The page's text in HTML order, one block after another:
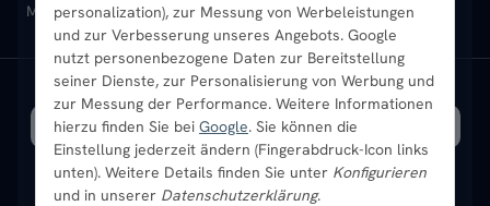
personalization), zur Messung von Werbeleistungen
und zur Verbesserung unseres Angebots. Google
nutzt personenbezogene Daten zur Bereitstellung
seiner Dienste, zur Personalisierung von Werbung und
zur Messung der Performance. Weitere Informationen
hierzu finden Sie bei Google. Sie können die
Einstellung jederzeit ändern (Fingerabdruck-Icon links
unten). Weitere Details finden Sie unter Konfigurieren
und in unserer Datenschutzerklärung.
Sendung verfolgen
Ratgeber
Bestpreisgarantie
Aktuelle Angebote
Mischbetrieb-HeizkörperHeizkörper-ZubehörAktuelle Angebote
SICHERE ZAHLUNG VERSAND MIT